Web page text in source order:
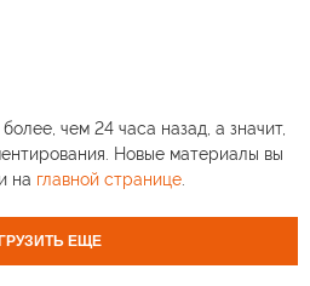
чем 24 часа назад, а значит,
Новые материалы вы
на главной странице.
ЕЩЕ